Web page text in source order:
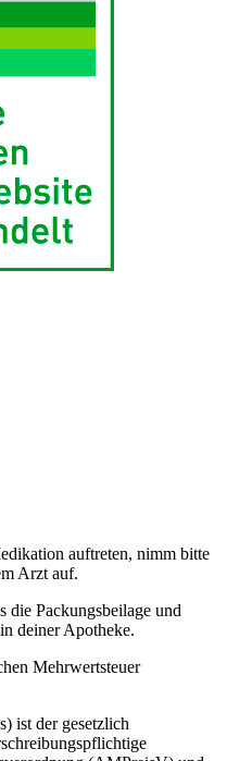
auftreten, nimm bitte
Arzt auf.
Packungsbeilage und
deiner Apotheke.
Mehrwertsteuer
ist der gesetzlich